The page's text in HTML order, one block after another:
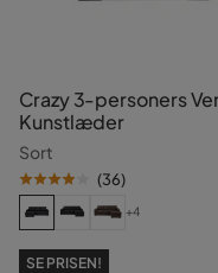
Crazy 3-personers
Kunstlæder
Sort
(36)
+4
SE PRISEN!